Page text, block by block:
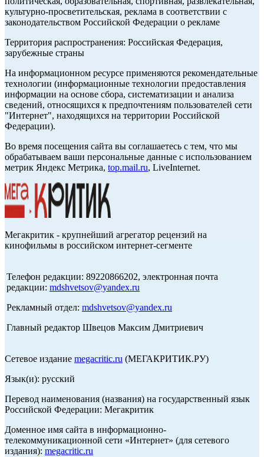
культурно-просветительская, реклама в соответствии с
законодательством Российской Федерации о рекламе
Территория распространения: Российская Федерация,
зарубежные страны
На информационном ресурсе применяются рекомендательные
технологии (информационные технологии предоставления
информации на основе сбора, систематизации и анализа
сведений, относящихся к предпочтениям пользователей сети
"Интернет", находящихся на территории Российской
Федерации).
Во время посещения сайта вы соглашаетесь с тем, что мы
обрабатываем ваши персональные данные с использованием
метрик Яндекс Метрика, top.mail.ru, LiveInternet.
Мегакритик - крупнейший агрегатор рецензий на
кинофильмы в российском интернет-сегменте
Телефон редакции: 89220866202, электронная почта
редакции: mdshvetsov@yandex.ru
Рекламный отдел: mdshvetsov@yandex.ru
Главный редактор Швецов Максим Дмитриевич
Сетевое издание megacritic.ru (МЕГАКРИТИК.РУ)
Язык(и): русский
Перевод наименования (названия) на государственный язык
Российской Федерации: Мегакритик
Доменное имя сайта в информационно-
телекоммуникационной сети «Интернет» (для сетевого
издания): megacritic.ru